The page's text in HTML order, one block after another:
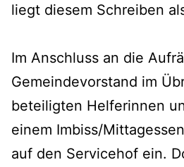
liegt diesem Schreiben
Im Anschluss an die
Gemeindevorstand im
beteiligten Helferinnen
einem Imbiss/
auf den Servicehof ein.